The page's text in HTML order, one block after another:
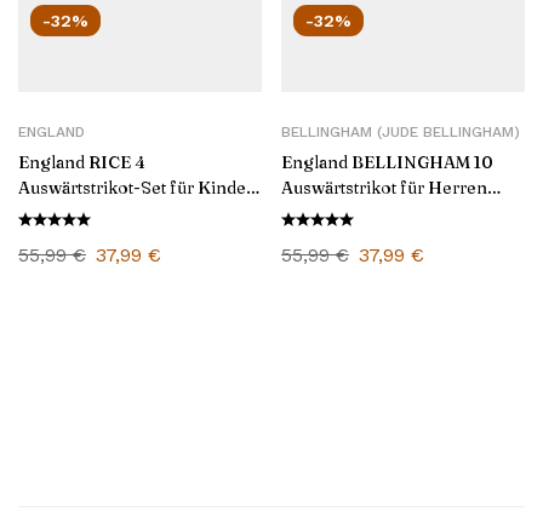
-32%
ENGLAND
England RICE 4
Auswärtstrikot-Set für Kinder
2024/25
55,99€ 37,99 €
-32%
BELLINGHAM (JUDE BELLINGHAM)
England BELLINGHAM 10
Auswärtstrikot für Herren
2024/25
55,99€ 37,99 €